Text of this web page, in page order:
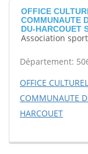
OFFICE
COMMUNAUTE
DU-
Association
Département:
OFFICE
COMMUNAUTE
HARCOUET